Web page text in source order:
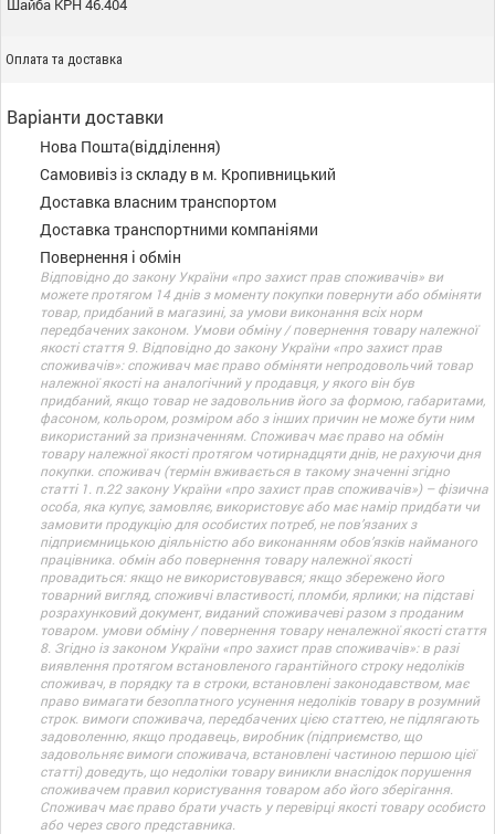
Шайба КРН 46.404
Оплата та доставка
Варіанти доставки
Нова Пошта(відділення)
Самовивіз із складу в м. Кропивницький
Доставка власним транспортом
Доставка транспортними компаніями
Повернення і обмін
Відповідно до закону України «про захист прав споживачів» ви
можете протягом 14 днів з моменту покупки повернути або обміняти
товар, придбаний в магазині, за умови виконання всіх норм
передбачених законом. Умови обміну / повернення товару належної
якості стаття 9. Відповідно до закону України «про захист прав
споживачів»: споживач має право обміняти непродовольчий товар
належної якості на аналогічний у продавця, у якого він був
придбаний, якщо товар не задовольнив його за формою, габаритами,
фасоном, кольором, розміром або з інших причин не може бути ним
використаний за призначенням. Споживач має право на обмін
товару належної якості протягом чотирнадцяти днів, не рахуючи дня
покупки. споживач (термін вживається в такому значенні згідно
статті 1. п.22 закону України «про захист прав споживачів») – фізична
особа, яка купує, замовляє, використовує або має намір придбати чи
замовити продукцію для особистих потреб, не пов’язаних з
підприємницькою діяльністю або виконанням обов’язків найманого
працівника. обмін або повернення товару належної якості
провадиться: якщо не використовувався; якщо збережено його
товарний вигляд, споживчі властивості, пломби, ярлики; на підставі
розрахунковий документ, виданий споживачеві разом з проданим
товаром. умови обміну / повернення товару неналежної якості стаття
8. Згідно із законом України «про захист прав споживачів»: в разі
виявлення протягом встановленого гарантійного строку недоліків
споживач, в порядку та в строки, встановлені законодавством, має
право вимагати безоплатного усунення недоліків товару в розумний
строк. вимоги споживача, передбачених цією статтею, не підлягають
задоволенню, якщо продавець, виробник (підприємство, що
задовольняє вимоги споживача, встановлені частиною першою цієї
статті) доведуть, що недоліки товару виникли внаслідок порушення
споживачем правил користування товаром або його зберігання.
Споживач має право брати участь у перевірці якості товару особисто
або через свого представника.